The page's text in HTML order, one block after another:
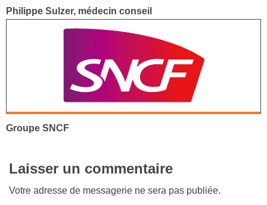
Philippe Sulzer, médecin conseil
Groupe SNCF
Laisser un commentaire
Votre adresse de messagerie ne sera pas publiée.